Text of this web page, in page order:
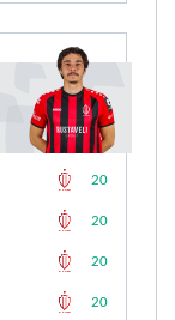
20
20
20
20